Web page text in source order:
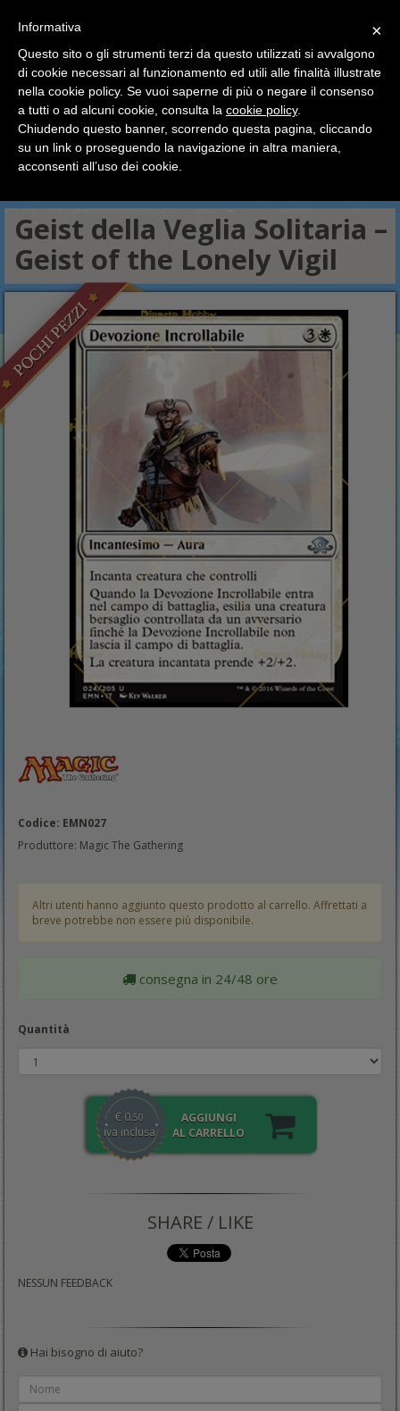
HOME Magic The Gathering Carte Singole
Luna Spettrale
Bianche
Geist della Veglia Solitaria – Geist of the Lonely Vigil
Incolore Bianche Blu Nere Rosse
Verdi
Multicolore
Geist della Veglia Solitaria –
Geist of the Lonely Vigil
Codice: EMN027
Produttore: Magic The Gathering
Altri utenti hanno aggiunto questo prodotto al carrello. Affrettati a
breve potrebbe non essere più disponibile.
consegna in 24/48 ore
Quantità
€ 0,50
iva inclusa
AGGIUNGI
AL CARRELLO
SHARE / LIKE
NESSUN FEEDBACK
Hai bisogno di aiuto?
×
Ciao a tutti, il negozio sarà chiuso dal 9/08 al 24/08
compreso.
Tutti gli ordini effettuati dopo le 15:00 del 07/08 verranno
spediti a partire dal giorno 25/08.
Buone vacanze a tutti dallo staff di Pianeta Hobby
×
Informativa
Questo sito o gli strumenti terzi da questo utilizzati si avvalgono
di cookie necessari al funzionamento ed utili alle finalità illustrate
nella cookie policy. Se vuoi saperne di più o negare il consenso
a tutti o ad alcuni cookie, consulta la cookie policy.
Chiudendo questo banner, scorrendo questa pagina, cliccando
su un link o proseguendo la navigazione in altra maniera,
acconsenti all’uso dei cookie.